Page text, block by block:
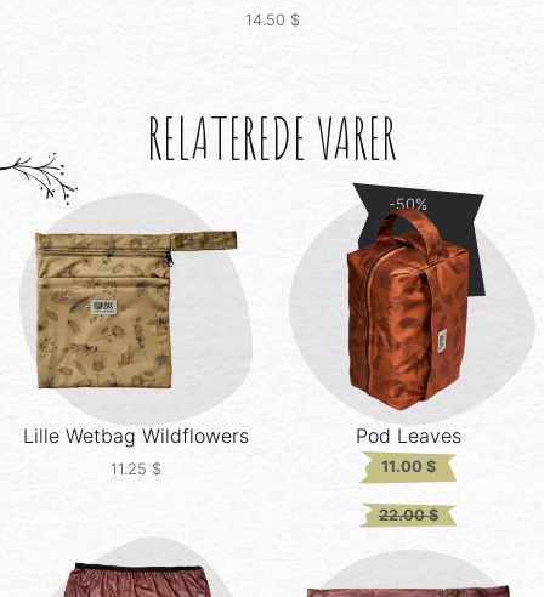
14.50 $
RELATEREDE VARER
Lille Wetbag Wildflowers
11.25 $
-50%
Pod Leaves
Original
was:
22.00 $.
22.00$
is:
22.00 $.
11.00 $